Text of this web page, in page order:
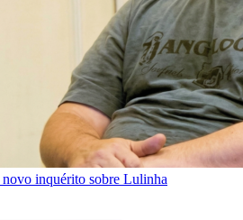
inquérito sobre Lulinha